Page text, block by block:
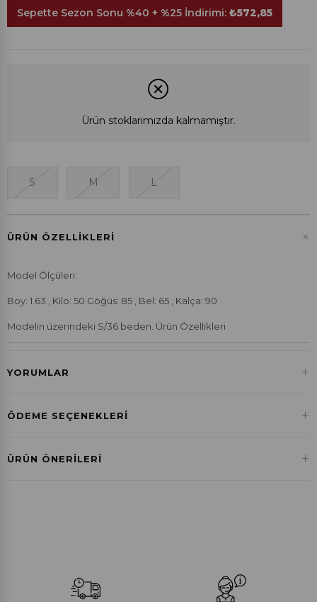
Sepette Sezon Sonu %40 + %25 İndirimi: ₺572,85
Ürün stoklarımızda kalmamıştır.
S M L
ÜRÜN ÖZELLIKLERI +
Model Ölçüleri:
Boy: 1.63 , Kilo: 50 Göğüs: 85 , Bel: 65 , Kalça: 90
Modelin üzerindeki S/36 beden. Ürün Özellikleri
YORUMLAR +
ÖDEME SEÇENEKLERI +
Havale ile Ödeme
ÜRÜN ÖNERILERI +